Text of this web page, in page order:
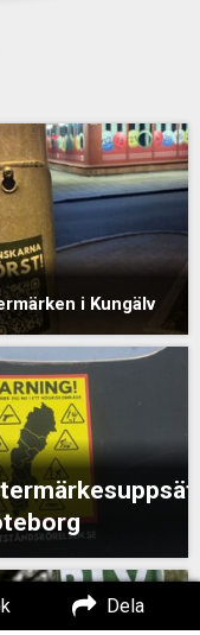
Dela
i Kungälv